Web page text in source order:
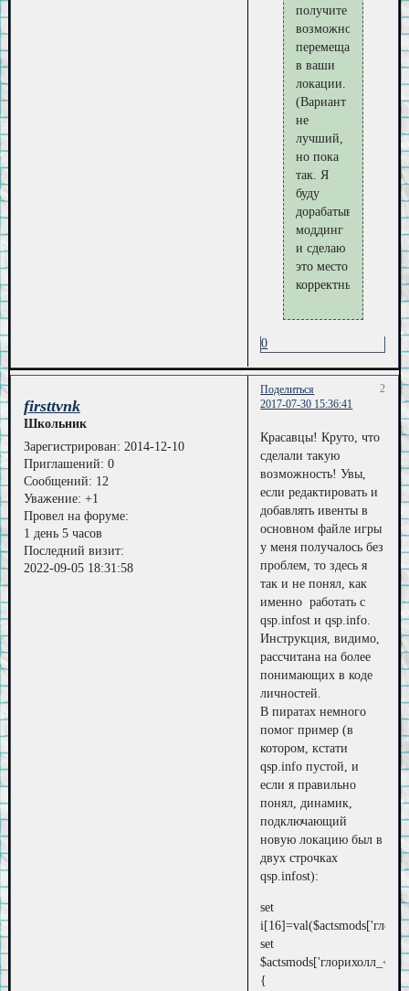
получите
возможность
перемещаться
в ваши
локации.
(Вариант
не
лучший,
но пока
так. Я
буду
дорабатывать
моддинг
и сделаю
это место
корректным)
0
Поделиться
2
2017-07-30 15:36:41
firsttvnk
Школьник
Зарегистрирован: 2014-12-10
Приглашений: 0
Сообщений: 12
Уважение: +1
Провел на форуме:
1 день 5 часов
Последний визит:
2022-09-05 18:31:58
Красавцы! Круто, что
сделали такую
возможность! Увы,
если редактировать и
добавлять ивенты в
основном файле игры
у меня получалось без
проблем, то здесь я
так и не понял, как
именно работать с
qsp.infost и qsp.info.
Инструкция, видимо,
рассчитана на более
понимающих в коде
личностей.
В пиратах немного
помог пример (в
котором, кстати
qsp.info пустой, и
если я правильно
понял, динамик,
подключающий
новую локацию был в
двух строчках
qsp.infost):
set
set
{